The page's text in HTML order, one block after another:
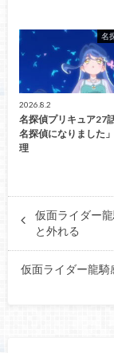
名
2026.8.2
名探偵プリキュア27
名探偵になりました
理
仮面ライダー
と外れる
仮面ライダー龍